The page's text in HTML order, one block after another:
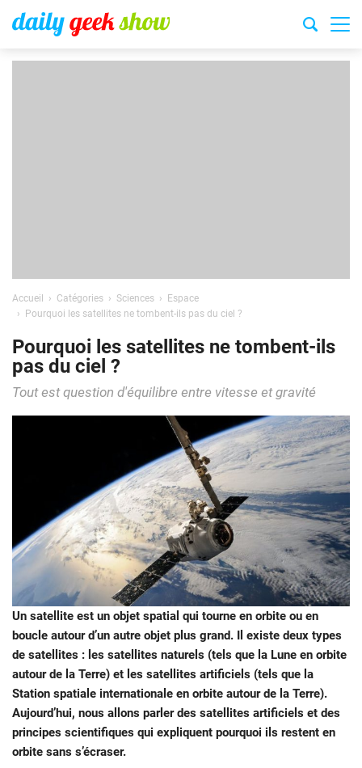
Accueil Catégories Sciences
Espace
Pourquoi les satellites ne tombent-ils pas du ciel ?
Pourquoi les satellites ne tombent-ils
pas du ciel ?
Tout est question d'équilibre entre vitesse et gravité
Un satellite est un objet spatial qui tourne en orbite ou en
boucle autour d’un autre objet plus grand. Il existe deux types
de satellites : les satellites naturels (tels que la Lune en orbite
autour de la Terre) et les satellites artificiels (tels que la
Station spatiale internationale en orbite autour de la Terre).
Aujourd’hui, nous allons parler des satellites artificiels et des
principes scientifiques qui expliquent pourquoi ils restent en
orbite sans s’écraser.